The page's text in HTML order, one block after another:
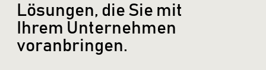
Lösungen, die Sie mit
Ihrem Unternehmen
voranbringen.